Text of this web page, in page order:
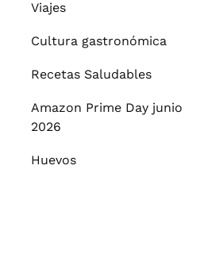
Viajes
Cultura gastronómica
Recetas Saludables
Amazon Prime Day junio
2026
Huevos